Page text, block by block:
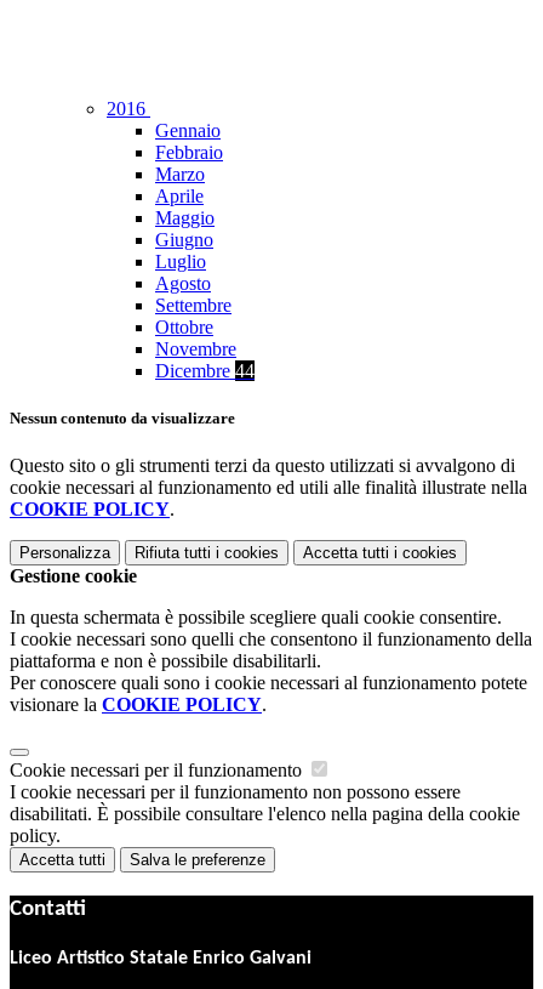
2016
Gennaio
Febbraio
Marzo
Aprile
Maggio
Giugno
Luglio
Agosto
Settembre
Ottobre
Novembre
Dicembre 44
Nessun contenuto da visualizzare
Questo sito o gli strumenti terzi da questo utilizzati si avvalgono di
cookie necessari al funzionamento ed utili alle finalità illustrate nella
COOKIE POLICY.
Personalizza Rifiuta tutti i cookies Accetta tutti i cookies
Gestione cookie
In questa schermata è possibile scegliere quali cookie consentire.
I cookie necessari sono quelli che consentono il funzionamento della
piattaforma e non è possibile disabilitarli.
Per conoscere quali sono i cookie necessari al funzionamento potete
visionare la COOKIE POLICY.
Cookie necessari per il funzionamento
I cookie necessari per il funzionamento non possono essere
disabilitati. È possibile consultare l'elenco nella pagina della cookie
policy.
Accetta tutti Salva le preferenze
Contatti
Liceo Artistico Statale Enrico Galvani